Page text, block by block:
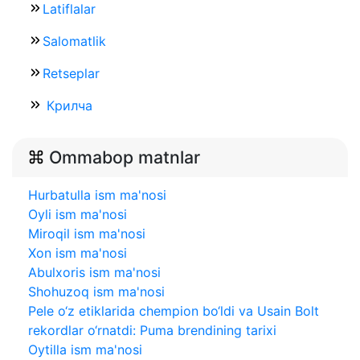
Latiflalar
Salomatlik
Retseplar
Крилча
Ommabop matnlar
Hurbatulla ism ma'nosi
Oyli ism ma'nosi
Miroqil ism ma'nosi
Xon ism ma'nosi
Abulxoris ism ma'nosi
Shohuzoq ism ma'nosi
Pele o‘z etiklarida chempion bo‘ldi va Usain Bolt
rekordlar o‘rnatdi: Puma brendining tarixi
Oytilla ism ma'nosi